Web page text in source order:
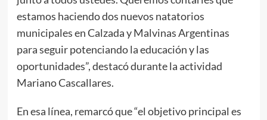
estamos haciendo dos nuevos natatorios
municipales en Calzada y Malvinas Argentinas
para seguir potenciando la educación y las
oportunidades”, destacó durante la actividad
Mariano Cascallares.
En esa línea, remarcó que “el objetivo principal es